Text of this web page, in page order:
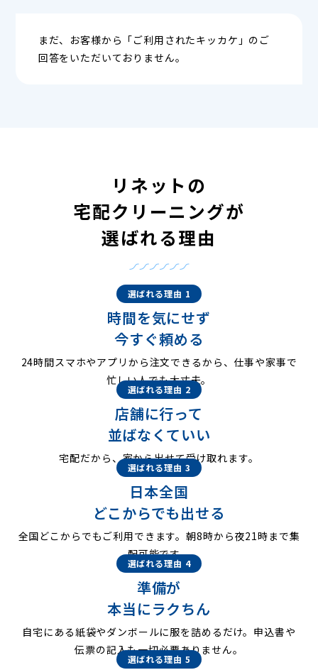
まだ、お客様から「ご利用されたキッカケ」のご
回答をいただいておりません。
リネットの
宅配クリーニングが
選ばれる理由
選ばれる理由 1
時間を気にせず
今すぐ頼める
24時間スマホやアプリから注文できるから、仕事や家事で
忙しい人でも大丈夫。
選ばれる理由 2
店舗に行って
並ばなくていい
宅配だから、家から出せて受け取れます。
選ばれる理由 3
日本全国
どこからでも出せる
全国どこからでもご利用できます。朝8時から夜21時まで集
配可能です。
選ばれる理由 4
準備が
本当にラクちん
自宅にある紙袋やダンボールに服を詰めるだけ。申込書や
伝票の記入も一切必要ありません。
選ばれる理由 5